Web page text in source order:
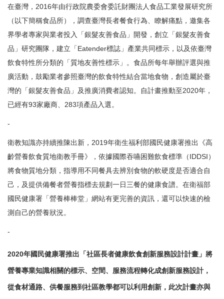
在臺灣，2016年由行政院農委會委託財團法人食品工業發展研究所
（以下簡稱食品所），調查臺灣長者餐食行為、瞭解痛點，邀集各
界學者專家與業者投入「銀髮友善食品」開發，創立「銀髮友善食
品」研究團隊，建立「Eatender標誌」產業共同標示，以及依臺灣
飲食特性所分類的「質地友善性標示」。食品所每年舉辦評選與推
廣活動，鼓勵業者參照臺灣的飲食特性結合當地食物，創造屬於臺
灣的「銀髮友善食品」及推廣消費者認知。自計畫推動至2020年，
已經有93家廠商、283項產品入選。
-
衛教知識亦持續推陳出新，2019年衛生福利部國民健康署推出《高
齡營養飲食質地衛教手冊》，依據國際吞嚥困難飲食標準（IDDSI）
將食物質地分類，指導用不同餐具去辨別食物的軟硬度是否適合自
己，及提供備餐者營養指標去規劃一日三餐的健康食譜。在衛福部
國民健康署「營養棒棒堂」網站有更完善的資訊，還可以快速的檢
測自己的營養狀況。
-
2020年國民健康署推出「社區長者健康飲食創新服務設計計畫」將
營養專業知識相關的標示、空間、服務流程轉化成創新服務設計，
從食材通路、供餐服務到社區教學都可以利用創新，此次計畫亦與